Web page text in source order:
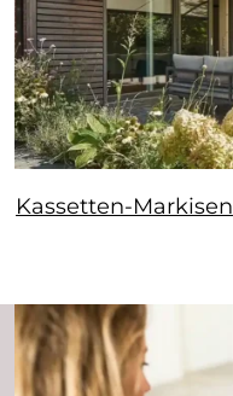
Kassetten-Markisen